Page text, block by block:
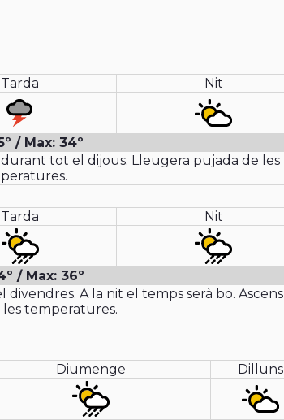
Tarda Nit
/ Max: 34º
tot el dijous. Lleugera pujada de les
Tarda Nit
/ Max: 36º
A la nit el temps serà bo. Ascens
temperatures.
Diumenge Dilluns